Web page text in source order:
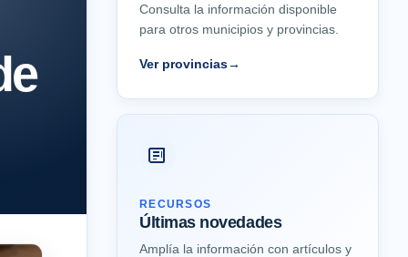
Consulta la información disponible
para otros municipios y provincias.
Ver provincias→
RECURSOS
Últimas novedades
Amplía la información con artículos y